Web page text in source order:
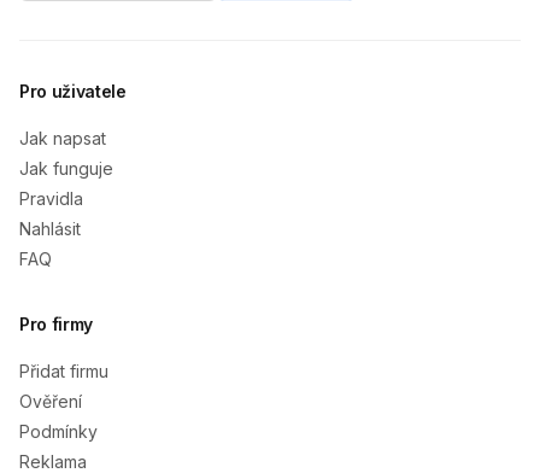
Pro uživatele
Jak napsat
Jak funguje
Pravidla
Nahlásit
FAQ
Pro firmy
Přidat firmu
Ověření
Podmínky
Reklama